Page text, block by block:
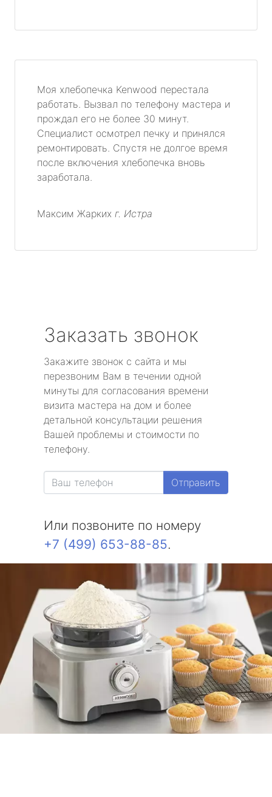
Моя хлебопечка Kenwood перестала
работать. Вызвал по телефону мастера и
прождал его не более 30 минут.
Специалист осмотрел печку и принялся
ремонтировать. Спустя не долгое время
после включения хлебопечка вновь
заработала.
Максим Жарких г. Истра
Заказать звонок
Закажите звонок с сайта и мы
перезвоним Вам в течении одной
минуты для согласования времени
визита мастера на дом и более
детальной консультации решения
Вашей проблемы и стоимости по
телефону.
Отправить
Или позвоните по номеру
+7 (499) 653-88-85.